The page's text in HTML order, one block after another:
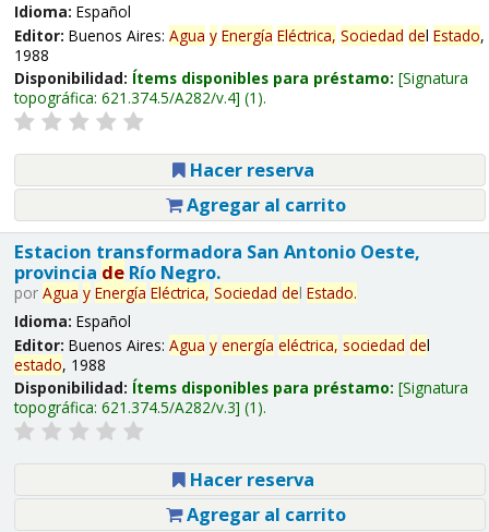
Idioma: Español
Editor: Buenos Aires: Agua y Energía Eléctrica, Sociedad del Estado,
1988
Disponibilidad: Ítems disponibles para préstamo: Signatura
topográfica: 621.374.5/A282/v.4 (1).
Hacer reserva
Agregar al carrito
Estacion transformadora San Antonio Oeste,
provincia deRío Negro.
por Agua y Energía Eléctrica, Sociedad del Estado.
Idioma: Español
Editor: Buenos Aires: Agua y energía eléctrica, sociedad del
estado, 1988
Disponibilidad: Ítems disponibles para préstamo: Signatura
topográfica: 621.374.5/A282/v.3 (1).
Hacer reserva
Agregar al carrito